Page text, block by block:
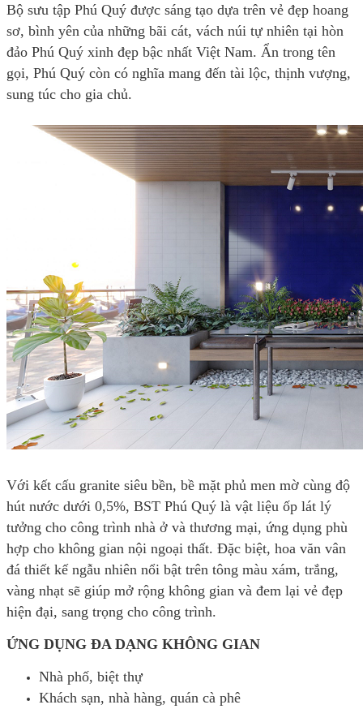
Bộ sưu tập Phú Quý được sáng tạo dựa trên vẻ đẹp hoang
sơ, bình yên của những bãi cát, vách núi tự nhiên tại hòn
đảo Phú Quý xinh đẹp bậc nhất Việt Nam. Ẩn trong tên
gọi, Phú Quý còn có nghĩa mang đến tài lộc, thịnh vượng,
sung túc cho gia chủ.
Với kết cấu granite siêu bền, bề mặt phủ men mờ cùng độ
hút nước dưới 0,5%, BST Phú Quý là vật liệu ốp lát lý
tưởng cho công trình nhà ở và thương mại, ứng dụng phù
hợp cho không gian nội ngoại thất. Đặc biệt, hoa văn vân
đá thiết kế ngẫu nhiên nổi bật trên tông màu xám, trắng,
vàng nhạt sẽ giúp mở rộng không gian và đem lại vẻ đẹp
hiện đại, sang trọng cho công trình.
ỨNG DỤNG ĐA DẠNG KHÔNG GIAN
Nhà phố, biệt thự
Khách sạn, nhà hàng, quán cà phê